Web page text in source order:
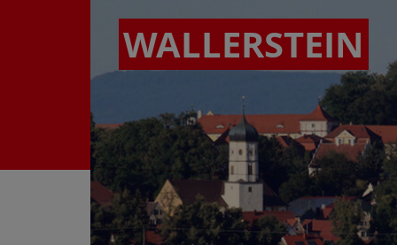
WALLERSTEIN